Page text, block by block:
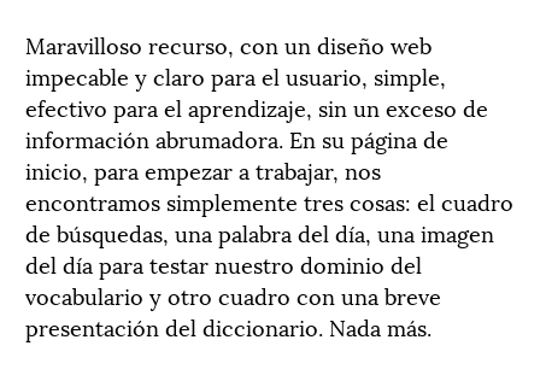
Maravilloso recurso, con un diseño web
impecable y claro para el usuario, simple,
efectivo para el aprendizaje, sin un exceso de
información abrumadora. En su página de
inicio, para empezar a trabajar, nos
encontramos simplemente tres cosas: el cuadro
de búsquedas, una palabra del día, una imagen
del día para testar nuestro dominio del
vocabulario y otro cuadro con una breve
presentación del diccionario. Nada más.